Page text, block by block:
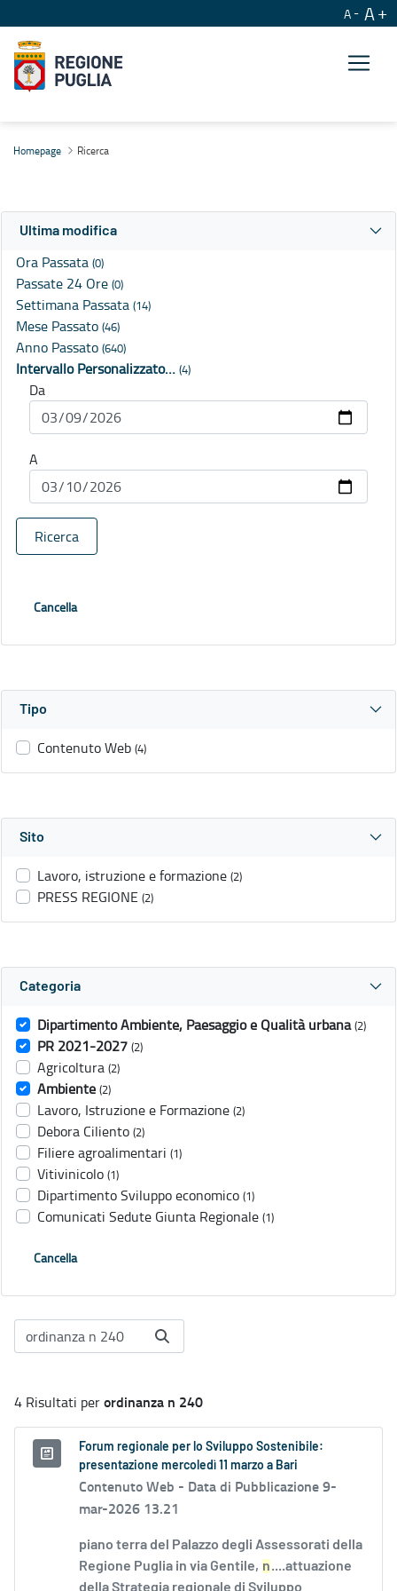
A A
Homepage Ricerca
Ultima modifica
Ora Passata (0)
Passate 24 Ore (0)
Settimana Passata (14)
Mese Passato (46)
Anno Passato (640)
Intervallo Personalizzato… (4)
Da
A
Ricerca
Cancella
Tipo
Contenuto Web (4)
Sito
Lavoro, istruzione e formazione (2)
PRESS REGIONE (2)
Categoria
Dipartimento Ambiente, Paesaggio e Qualità urbana (2)
PR 2021-2027 (2)
Agricoltura (2)
Ambiente (2)
Lavoro, Istruzione e Formazione (2)
Debora Ciliento (2)
Filiere agroalimentari (1)
Vitivinicolo (1)
Dipartimento Sviluppo economico (1)
Comunicati Sedute Giunta Regionale (1)
Cancella
4 Risultati perordinanza n 240
Forum regionale per lo Sviluppo Sostenibile:
presentazione mercoledì 11 marzo a Bari
Contenuto Web - Data di Pubblicazione 9-
mar-2026 13.21
piano terra del Palazzo degli Assessorati della
Regione Puglia in via Gentile, n....attuazione
della Strategia regionale di Sviluppo